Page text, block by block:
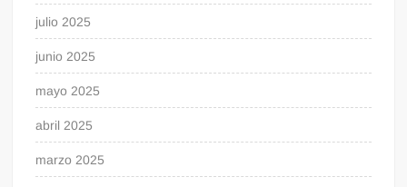
julio 2025
junio 2025
mayo 2025
abril 2025
marzo 2025